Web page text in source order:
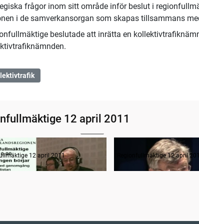
frågor inom sitt område inför beslut i
i de samverkansorgan som skapas tillsammans
beslutade att inrätta en
12 april 2011
informerar
12 april 2011
Sammanträdets
Regionfullmäktige 12 april